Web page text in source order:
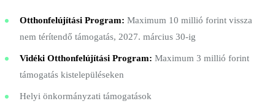
Otthonfelújítási Program: Maximum 10 millió forint vissza
nem térítendő támogatás, 2027. március 30-ig
Vidéki Otthonfelújítási Program: Maximum 3 millió forint
támogatás kistelepüléseken
Helyi önkormányzati támogatások